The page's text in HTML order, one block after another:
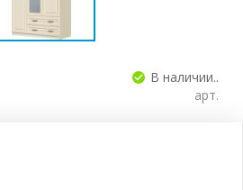
В наличии..
арт.